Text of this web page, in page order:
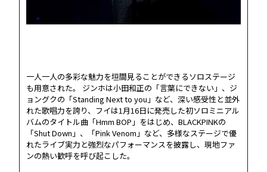
一人一人の多彩な魅力を垣間見ることができるソロステージ
も用意された。 ジンホは小田和正の「言葉にできない」、ジ
ョングクの「Standing Next to you」など、深い感受性と並外
れた歌唱力を誇り、フイは1月16日に発売した初ソロミニアル
バムのタイトル曲「Hmm BOP」をはじめ、BLACKPINKの
「Shut Down」、「Pink Venom」など、多様なステージで優
れたライブ実力と強烈なパフォーマンスを披露し、現地ファ
ンの熱い歓呼を呼び起こした。